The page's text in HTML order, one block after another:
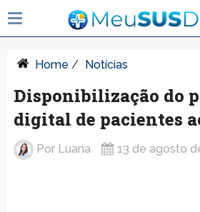
Home / Notícias
Disponibilização do
digital de pacientes
Por Luana 13 de agosto